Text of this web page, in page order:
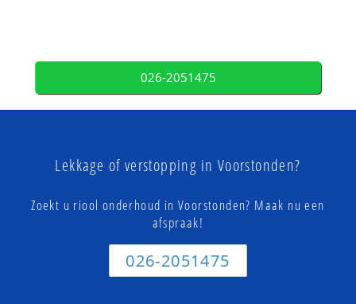
026-2051475
Lekkage of verstopping in Voorstonden?
Zoekt u riool onderhoud in Voorstonden? Maak nu een
afspraak!
026-2051475